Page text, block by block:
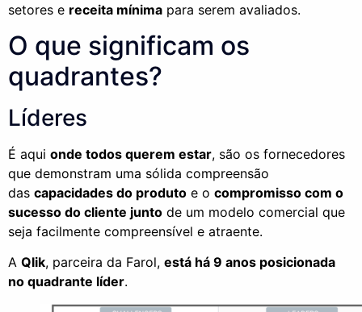
setores e receita mínima para serem avaliados.
O que significam os
quadrantes?
Líderes
É aqui onde todos querem estar, são os fornecedores
que demonstram uma sólida compreensão
das capacidades do produto e o compromisso com o
sucesso do cliente junto de um modelo comercial que
seja facilmente compreensível e atraente.
A Qlik, parceira da Farol, está há 9 anos posicionada
no quadrante líder.